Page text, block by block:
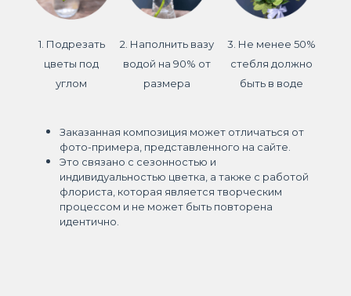
1. Подрезать
цветы под
углом
2. Наполнить вазу
водой на 90% от
размера
3. Не менее 50%
стебля должно
быть в воде
Заказанная композиция может отличаться от
фото-примера, представленного на сайте.
Это связано с сезонностью и
индивидуальностью цветка, а также с работой
флориста, которая является творческим
процессом и не может быть повторена
идентично.